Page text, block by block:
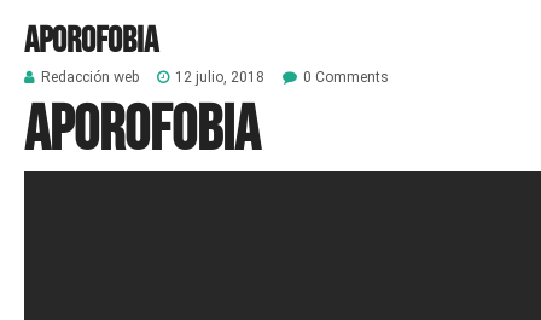
APOROFOBIA
Redacción web 12 julio, 2018 0 Comments
APOROFOBIA